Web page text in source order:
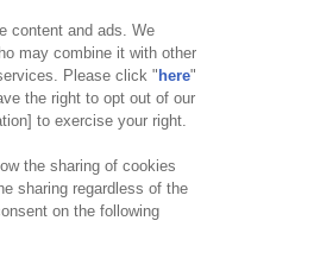
マーハラスメント対応方針
content and ads. We
may combine it with other
Please click " here"
the right to opt out of our
to exercise your right.
the sharing of cookies
sharing regardless of the
on the following